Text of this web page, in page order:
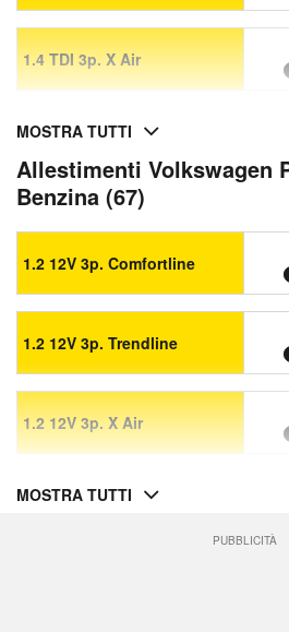
1.4 TDI 3p. X Air
MOSTRA TUTTI
Allestimenti Volkswagen
Benzina (67)
1.2 12V 3p. Comfortline
1.2 12V 3p. Trendline
1.2 12V 3p. X Air
MOSTRA TUTTI
PUBBLICITÀ